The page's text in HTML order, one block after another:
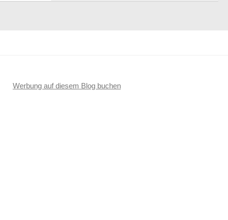
Werbung auf diesem Blog buchen